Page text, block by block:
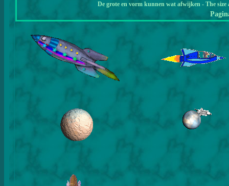
De grote en vorm kunnen wat afwijken - The